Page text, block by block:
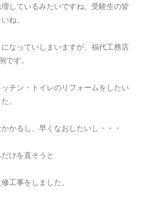
しているみたいですね。受験生の皆
ね。
なっていしまいますが、福代工務店
です。
チン・トイレのリフォームをしたい
。
かるし、早くなおしたいし・・・
けを直そうと
工事をしました。